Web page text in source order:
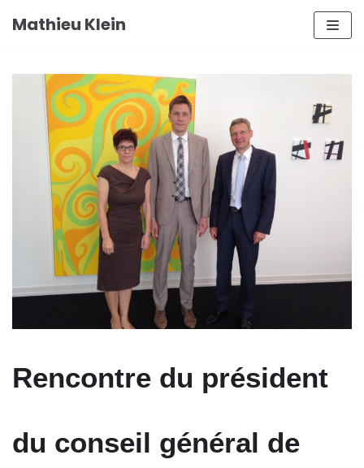
Aller
Mathieu Klein
Rencontre du président
du conseil général de